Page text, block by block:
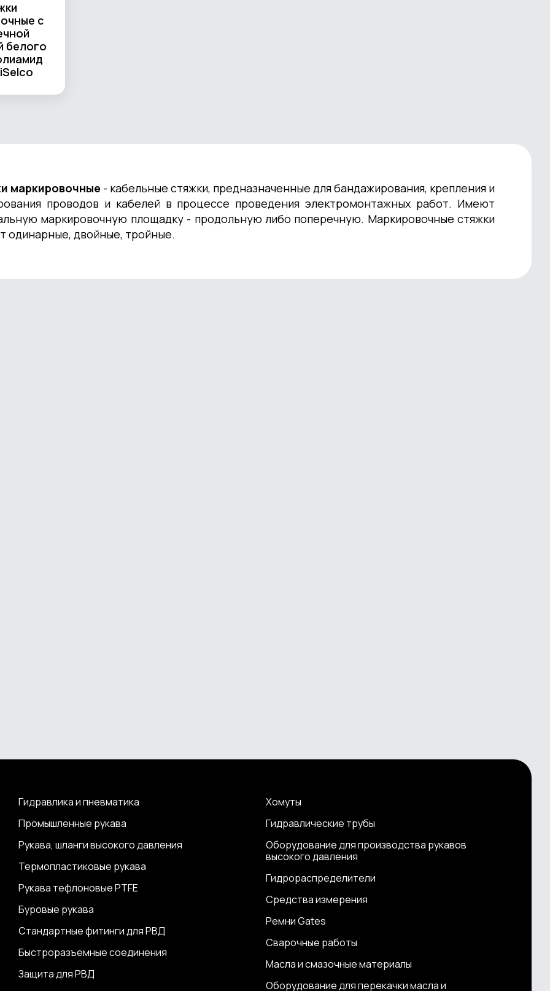
с
белого
маркировочные - кабельные стяжки, предназначенные для бандажирования, крепления и
проводов и кабелей в процессе проведения электромонтажных работ. Имеют
маркировочную площадку - продольную либо поперечную. Маркировочные стяжки
одинарные, двойные, тройные.
Гидравлика и пневматика
Промышленные рукава
Рукава, шланги высокого давления
Термопластиковые рукава
Рукава тефлоновые PTFE
Буровые рукава
Стандартные фитинги для РВД
Быстроразъемные соединения
Защита для РВД
Хомуты
Гидравлические трубы
Оборудование для производства рукавов
высокого давления
Гидрораспределители
Средства измерения
Ремни Gates
Сварочные работы
Масла и смазочные материалы
Оборудование для перекачки масла и